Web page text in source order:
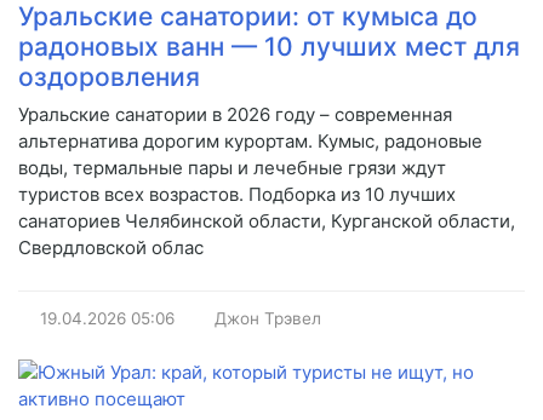
Уральские санатории: от кумыса до
радоновых ванн — 10 лучших мест для
оздоровления
Уральские санатории в 2026 году – современная
альтернатива дорогим курортам. Кумыс, радоновые
воды, термальные пары и лечебные грязи ждут
туристов всех возрастов. Подборка из 10 лучших
санаториев Челябинской области, Курганской области,
Свердловской облас
19.04.2026 05:06 Джон Трэвел